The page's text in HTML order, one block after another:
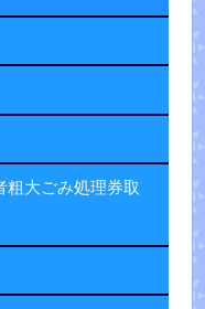
大ごみ処理券取